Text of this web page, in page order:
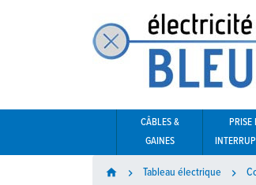
CÂBLES &
GAINES
PRISE
home  Tableau électrique 